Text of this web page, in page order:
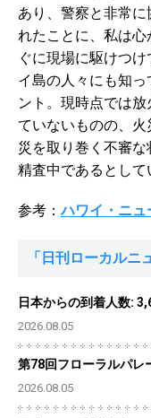
あり、警察と非常に
れたことに、私は
ぐに現場に駆けつ
イ島の人々にも知
ント。現時点では
ていないものの、
災を取り巻く不審
精査中であるとして
参考：ハワイ・ニュ
「日刊ローカルニ
日本からの到着人数:
2026.08.05
第78回フローラルパレ
2026.08.05